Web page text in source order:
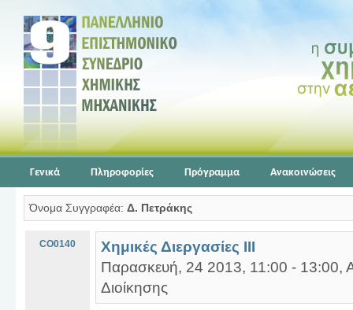
Γενικά Πληροφορίες Πρόγραμμα Ανακοινώσεις
Όνομα Συγγραφέα: Δ. Πετράκης
CO0140
Χημικές Διεργασίες ΙΙΙ
Παρασκευή, 24 2013, 11:00 - 13:00,
Διοίκησης